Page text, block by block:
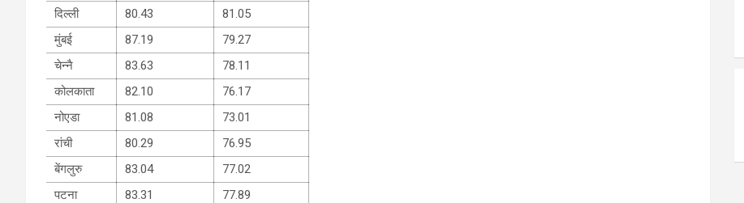
दिल्ली
80.43
81.05
मुंबई
87.19
79.27
चेन्नै
83.63
78.11
कोलकाता
82.10
76.17
नोएडा
81.08
73.01
रांची
80.29
76.95
बेंगलुरु
83.04
77.02
पटना
83.31
77.89